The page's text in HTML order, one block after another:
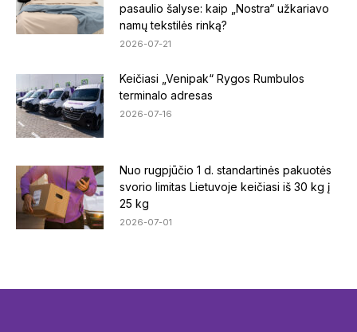
pasaulio šalyse: kaip „Nostra“ užkariavo
namų tekstilės rinką?
2026-07-21
Keičiasi „Venipak“ Rygos Rumbulos
terminalo adresas
2026-07-16
Nuo rugpjūčio 1 d. standartinės pakuotės
svorio limitas Lietuvoje keičiasi iš 30 kg į
25 kg
2026-07-01